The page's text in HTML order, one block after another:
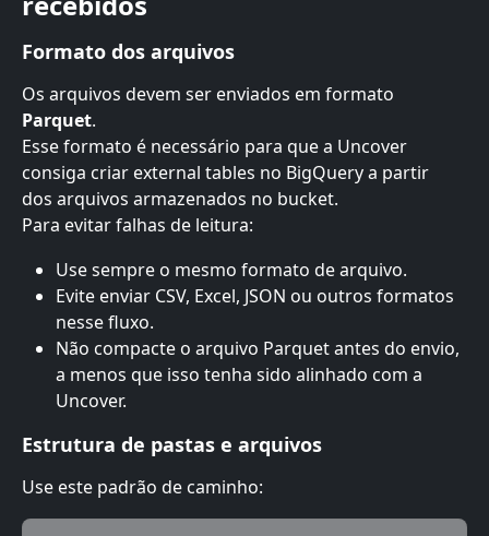
Formato dos arquivos
Os arquivos devem ser enviados em formato
Parquet.
Esse formato é necessário para que a Uncover
consiga criar external tables no BigQuery a partir
dos arquivos armazenados no bucket.
Para evitar falhas de leitura:
Use sempre o mesmo formato de arquivo.
Evite enviar CSV, Excel, JSON ou outros formatos
nesse fluxo.
Não compacte o arquivo Parquet antes do envio,
a menos que isso tenha sido alinhado com a
Uncover.
Estrutura de pastas e arquivos
Use este padrão de caminho: